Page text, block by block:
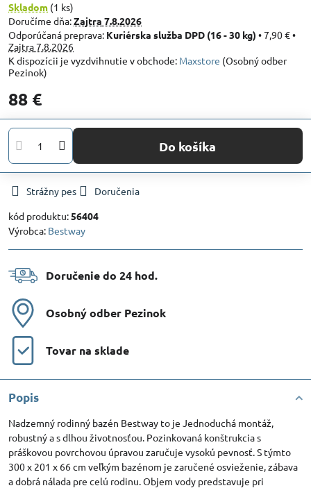
Skladom (1 ks)
Doručíme dňa:Zajtra 7.8.2026
Kuriérska služba DPD (16 - 30 kg) •7,90 €•
Zajtra7.8.2026
Maxstore (Osobný odber
Pezinok)
88 €
Do košíka
Strážny pes
Doručenia
kód produktu:56404
Výrobca: Bestway
Doručenie do 24 hod​.
Osobný odber Pezinok
Tovar na sklade
Popis
Nadzemný rodinný bazén Bestway to je Jednoduchá montáž,
robustný a s dlhou životnosťou. Pozinkovaná konštrukcia s
práškovou povrchovou úpravou zaručuje vysokú pevnosť. S týmto
300 x 201 x 66 cm veľkým bazénom je zaručené osvieženie, zábava
a dobrá nálada pre celú rodinu. Objem vody predstavuje pri